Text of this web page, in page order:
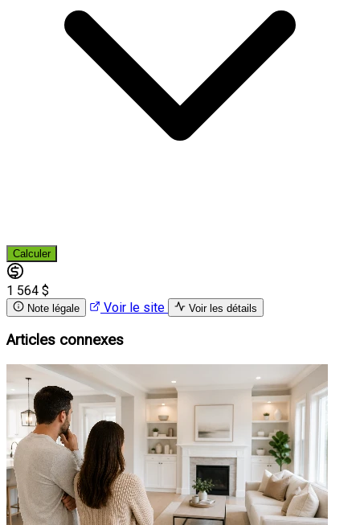
Calculer
1 564 $
Note légale Voir le site Voir les détails
Articles connexes